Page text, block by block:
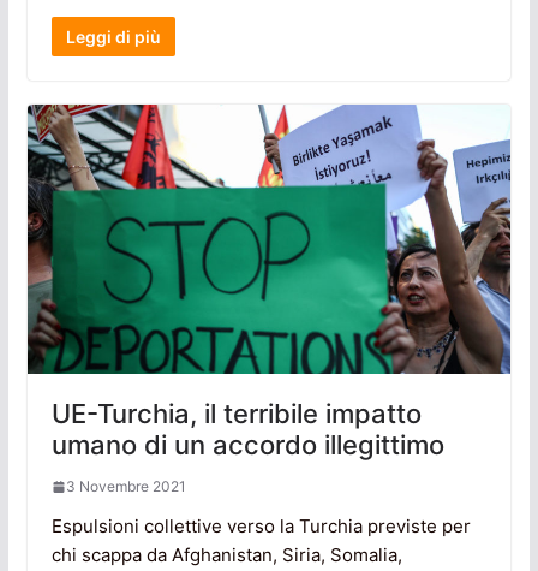
Leggi di più
UE-Turchia, il terribile impatto
umano di un accordo illegittimo
3 Novembre 2021
Espulsioni collettive verso la Turchia previste per
chi scappa da Afghanistan, Siria, Somalia,